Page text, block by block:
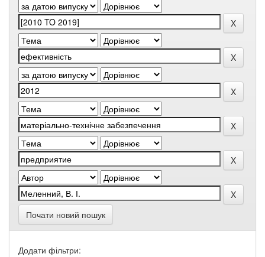
Почати новий пошук
Додати фільтри: